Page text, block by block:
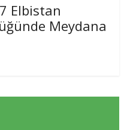
Elbistan
Meydana